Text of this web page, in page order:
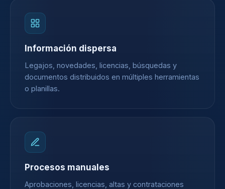
Información dispersa
Legajos, novedades, licencias, búsquedas y
documentos distribuidos en múltiples herramientas
o planillas.
Procesos manuales
Aprobaciones, licencias, altas y contrataciones